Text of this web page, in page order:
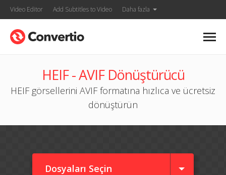
Video Editor Add Subtitles to Video Daha fazla
HEIF - AVIF Dönüştürücü
HEIF görsellerini AVIF formatına hızlıca ve ücretsiz
dönüştürün
Dosyaları Seçin